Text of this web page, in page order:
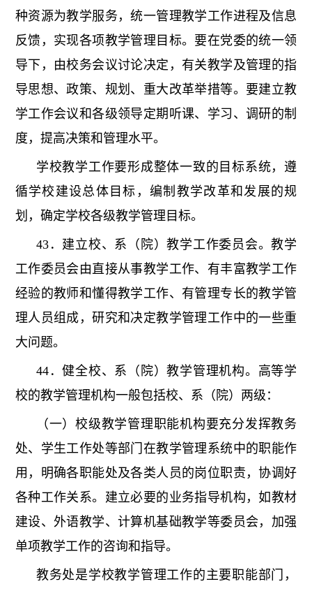
种资源为教学服务，统一管理教学工作进程及信息
反馈，实现各项教学管理目标。要在党委的统一领
导下，由校务会议讨论决定，有关教学及管理的指
导思想、政策、规划、重大改革举措等。要建立教
学工作会议和各级领导定期听课、学习、调研的制
度，提高决策和管理水平。
学校教学工作要形成整体一致的目标系统，遵
循学校建设总体目标，编制教学改革和发展的规
划，确定学校各级教学管理目标。
43．建立校、系（院）教学工作委员会。教学
工作委员会由直接从事教学工作、有丰富教学工作
经验的教师和懂得教学工作、有管理专长的教学管
理人员组成，研究和决定教学管理工作中的一些重
大问题。
44．健全校、系（院）教学管理机构。高等学
校的教学管理机构一般包括校、系（院）两级：
（一）校级教学管理职能机构要充分发挥教务
处、学生工作处等部门在教学管理系统中的职能作
用，明确各职能处及各类人员的岗位职责，协调好
各种工作关系。建立必要的业务指导机构，如教材
建设、外语教学、计算机基础教学等委员会，加强
单项教学工作的咨询和指导。
教务处是学校教学管理工作的主要职能部门，